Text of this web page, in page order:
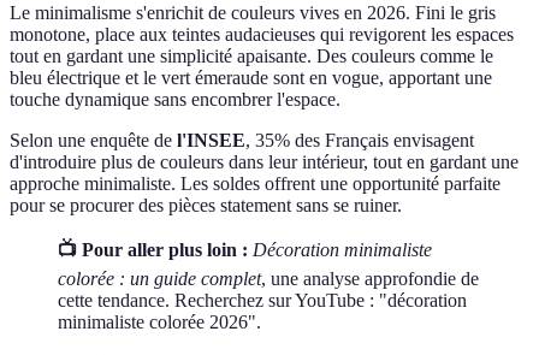
Le minimalisme s'enrichit de couleurs vives en 2026. Fini le gris
monotone, place aux teintes audacieuses qui revigorent les espaces
tout en gardant une simplicité apaisante. Des couleurs comme le
bleu électrique et le vert émeraude sont en vogue, apportant une
touche dynamique sans encombrer l'espace.
Selon une enquête de l'INSEE, 35% des Français envisagent
d'introduire plus de couleurs dans leur intérieur, tout en gardant une
approche minimaliste. Les soldes offrent une opportunité parfaite
pour se procurer des pièces statement sans se ruiner.
📺 Pour aller plus loin : Décoration minimaliste
colorée : un guide complet, une analyse approfondie de
cette tendance. Recherchez sur YouTube : "décoration
minimaliste colorée 2026".